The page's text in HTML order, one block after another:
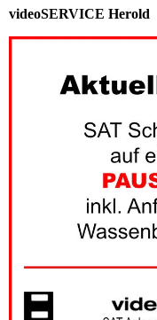
videoSERVICE Herold